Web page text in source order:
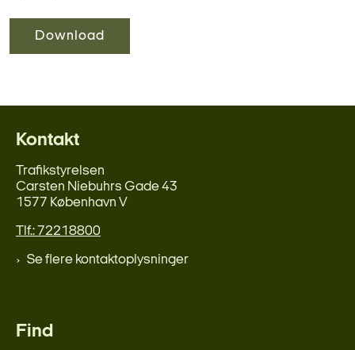
Download
Kontakt
Trafikstyrelsen
Carsten Niebuhrs Gade 43
1577 København V
Tlf.: 72218800
Se flere kontaktoplysninger
Find